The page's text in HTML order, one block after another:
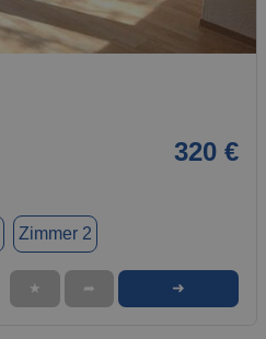
1 / 5
320 €
Zimmer 2
★ ➦ ➜